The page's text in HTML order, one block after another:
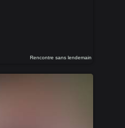
Rencontre sans lendemain